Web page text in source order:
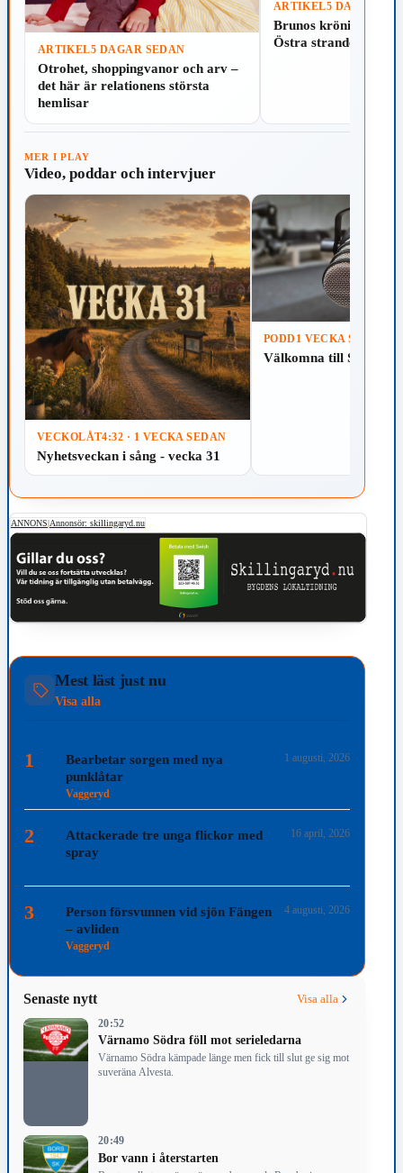
Spela Läs
ARTIKEL5 DAGAR SEDAN
Otrohet, shoppingvanor och arv –
det här är relationens största
hemlisar
Spela Läs
ARTIKEL5 DAGAR
Brunos krönika:
Östra stranden i
MER I PLAY
Video, poddar och intervjuer
VECKOLÅT4:32 · 1 VECKA SEDAN
Nyhetsveckan i sång - vecka 31
PODD 1 VECKA SEDAN
Välkomna till
ANNONS|Annonsör: skillingaryd.nu
Mest läst just nu
Visa alla
1
Bearbetar sorgen med nya
punklåtar
Vaggeryd
1 augusti, 2026
2
Attackerade tre unga flickor med
spray
16 april, 2026
3
Person försvunnen vid sjön Fängen
– avliden
Vaggeryd
4 augusti, 2026
Senaste nytt Visa alla
20:52
Värnamo Södra föll mot serieledarna
Värnamo Södra kämpade länge men fick till slut ge sig mot
suveräna Alvesta.
20:49
Bor vann i återstarten